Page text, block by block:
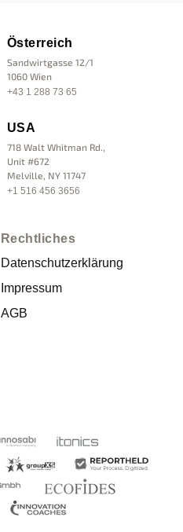
Österreich
Sandwirtgasse 12/1
1060 Wien
+43 1 288 73 65
USA
718 Walt Whitman Rd.,
Unit #672
Melville, NY 11747
+1 516 456 3656
Rechtliches
Datenschutzerklärung
Impressum
AGB